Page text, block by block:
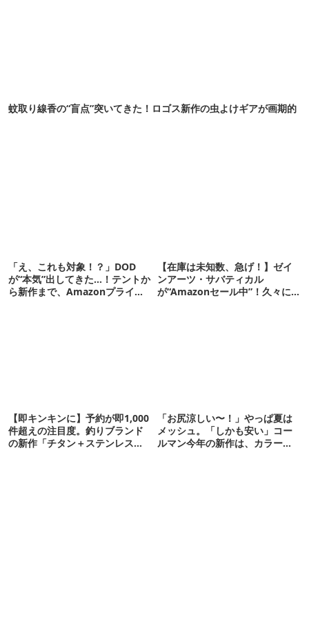
蚊取り線香の“盲点”突いてきた！ロゴス新作の虫よけギアが画期的
「え、これも対象！？」DOD
が“本気”出してきた…！テントか
ら新作まで、Amazonプライム
【在庫は未知数、急げ！】ゼイ
ンアーツ・サバティカル
が“Amazonセール中”！久々に
【即キンキンに】予約が即1,000
件超えの注目度。釣りブランド
の新作「チタン＋ステンレスの
「お尻涼しい〜！」やっぱ夏は
メッシュ。「しかも安い」コー
ルマン今年の新作は、カラーも